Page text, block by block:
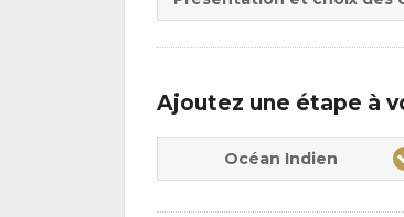
Ajoutez une étape à
Océan Indien